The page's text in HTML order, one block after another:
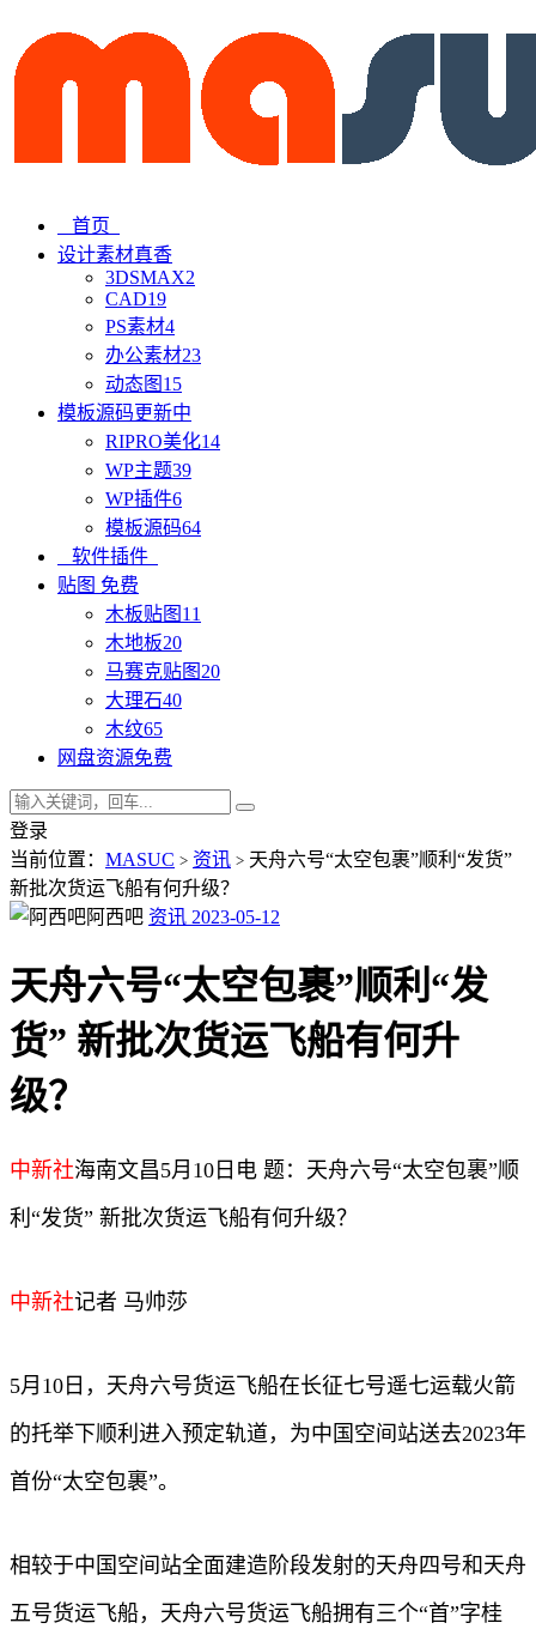
首页
设计素材真香
3DSMAX2
CAD19
PS素材4
办公素材23
动态图 15
模板源码更新中
RIPRO美化14
WP主题39
WP插件6
模板源码64
软件插件
贴图 免费
木板贴图 11
木地板20
马赛克贴图 20
大理石40
木纹65
网盘资源免费
登录
当前位置： MASUC > 资讯 > 天舟六号“太空包裹”顺利“发货”
新批次货运飞船有何升级？
阿西吧 资讯 2023-05-12
天舟六号“太空包裹”顺利“发
货” 新批次货运飞船有何升
级？
中新社海南文昌5月10日电 题：天舟六号“太空包裹”顺
利“发货” 新批次货运飞船有何升级？
中新社记者 马帅莎
5月10日，天舟六号货运飞船在长征七号遥七运载火箭
的托举下顺利进入预定轨道，为中国空间站送去2023年
首份“太空包裹”。
相较于中国空间站全面建造阶段发射的天舟四号和天舟
五号货运飞船，天舟六号货运飞船拥有三个“首”字桂